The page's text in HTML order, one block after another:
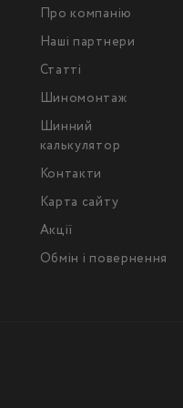
Про компанію
Наші партнери
Статті
Шиномонтаж
Шинний
калькулятор
Контакти
Карта сайту
Акції
Обмін і повернення